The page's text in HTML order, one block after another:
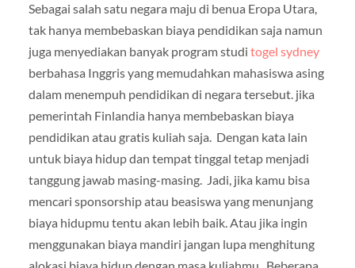
Sebagai salah satu negara maju di benua Eropa Utara,
tak hanya membebaskan biaya pendidikan saja namun
juga menyediakan banyak program studi togel sydney
berbahasa Inggris yang memudahkan mahasiswa asing
dalam menempuh pendidikan di negara tersebut. jika
pemerintah Finlandia hanya membebaskan biaya
pendidikan atau gratis kuliah saja. Dengan kata lain
untuk biaya hidup dan tempat tinggal tetap menjadi
tanggung jawab masing-masing. Jadi, jika kamu bisa
mencari sponsorship atau beasiswa yang menunjang
biaya hidupmu tentu akan lebih baik. Atau jika ingin
menggunakan biaya mandiri jangan lupa menghitung